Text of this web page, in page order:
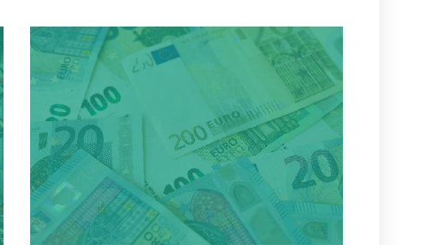
Açores.